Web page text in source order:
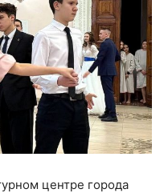
центре города